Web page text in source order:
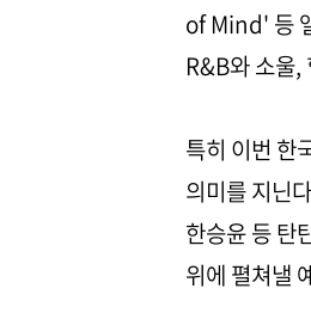
of Mind' 등
R&B와 소울,
특히 이번 한
의미를 지닌
한승윤 등 탄
위에 펼쳐낼